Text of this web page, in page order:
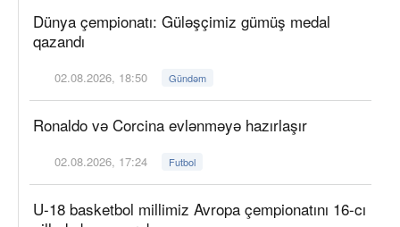
Dünya çempionatı: Güləşçimiz gümüş medal
qazandı
02.08.2026, 18:50 Gündəm
Ronaldo və Corcina evlənməyə hazırlaşır
02.08.2026, 17:24 Futbol
U-18 basketbol millimiz Avropa çempionatını 16-cı